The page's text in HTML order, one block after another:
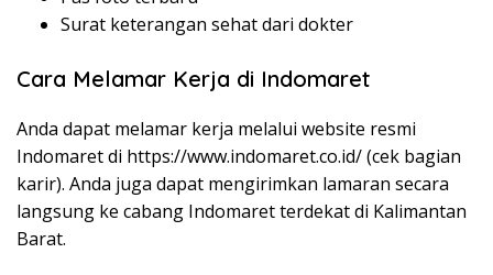
Surat keterangan sehat dari dokter
Cara Melamar Kerja di Indomaret
Anda dapat melamar kerja melalui website resmi
Indomaret di https://www.indomaret.co.id/(cek bagian
karir). Anda juga dapat mengirimkan lamaran secara
langsung ke cabang Indomaret terdekat di Kalimantan
Barat.